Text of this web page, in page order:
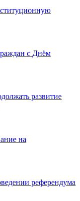
с Днём
развитие
на
референдума